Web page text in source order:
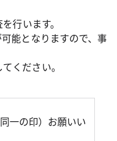
行います。
能となりますので、事
ください。
一の印）お願いい